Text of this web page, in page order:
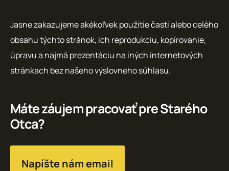
Jasne zakazujeme akékoľvek použitie časti alebo celého
obsahu týchto stránok, ich reprodukciu, kopírovanie,
úpravu a najmä prezentáciu na iných internetových
stránkach bez našeho výslovneho súhlasu.
Máte záujem pracovať pre Starého
Otca?
Napíšte nám email